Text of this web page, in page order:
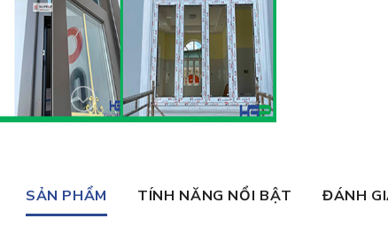
SẢN PHẨM TÍNH NĂNG NỔI BẬT ĐÁNH